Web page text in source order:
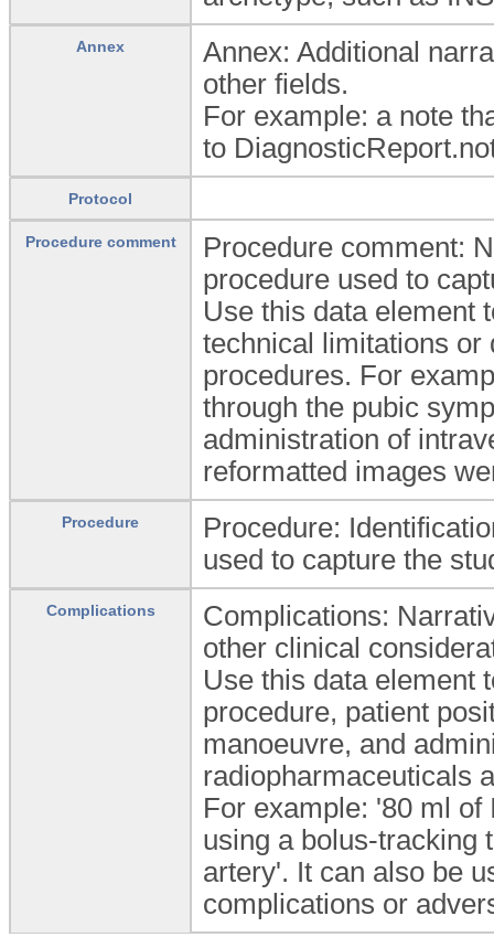
Annex
Annex: Additional
other fields.
For example: a note
to
Protocol
Procedure comment
Procedure comment:
procedure used to
Use this data element
technical limitations or
procedures. For
through the pubic
administration of
reformatted images
Procedure
Procedure:
used to capture the
Complications
Complications:
other clinical
Use this data element
procedure, patient
manoeuvre, and
radiopharmaceuticals
For example: '80 ml
using a bolus-tracking
artery'. It can also be
complications or